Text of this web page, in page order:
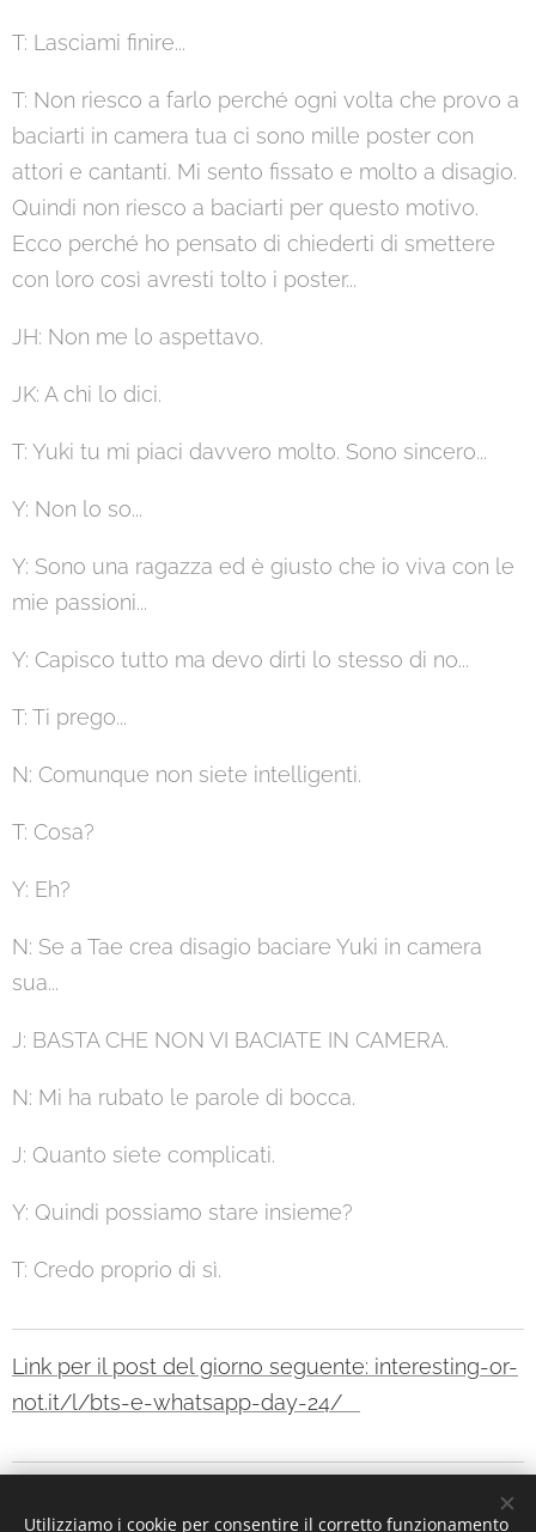
T: Lasciami finire...
T: Non riesco a farlo perché ogni volta che provo a
baciarti in camera tua ci sono mille poster con
attori e cantanti. Mi sento fissato e molto a disagio.
Quindi non riesco a baciarti per questo motivo.
Ecco perché ho pensato di chiederti di smettere
con loro così avresti tolto i poster...
JH: Non me lo aspettavo.
JK: A chi lo dici.
T: Yuki tu mi piaci davvero molto. Sono sincero...
Y: Non lo so...
Y: Sono una ragazza ed è giusto che io viva con le
mie passioni...
Y: Capisco tutto ma devo dirti lo stesso di no...
T: Ti prego...
N: Comunque non siete intelligenti.
T: Cosa?
Y: Eh?
N: Se a Tae crea disagio baciare Yuki in camera
sua...
J: BASTA CHE NON VI BACIATE IN CAMERA.
N: Mi ha rubato le parole di bocca.
J: Quanto siete complicati.
Y: Quindi possiamo stare insieme?
T: Credo proprio di sì.
Link per il post del giorno seguente: interesting-or-
not.it/l/bts-e-whatsapp-day-24/
Utilizziamo i cookie per consentire il corretto funzionamento